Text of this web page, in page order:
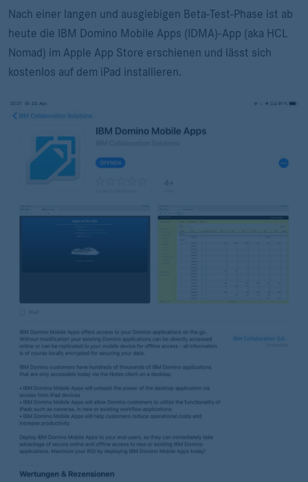
Nach einer langen und ausgiebigen Beta-Test-Phase ist ab
heute die IBM Domino Mobile Apps (IDMA)-App (aka HCL
Nomad) im Apple App Store erschienen und lässt sich
kostenlos auf dem iPad installieren.